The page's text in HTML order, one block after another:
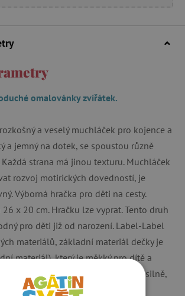
omalovánky zvířátek.
a veselý muchláček pro kojence a
a jemný na dotek, se spoustou různě
strana má jinou texturu. Muchláček
rozvoj motirických dovedností, je
Výborná hračka pro děti na cesty.
26 x 20 cm. Hračku lze vyprat. Tento druh
pro děti již od narození. Label-Label
materiálů, základní materiál dečky je
materiál), který je měkký pro dítě a
jsou zabezpečeny dostatečně silně,
ani silou. Label-Label má několik